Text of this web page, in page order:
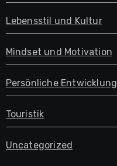
Lebensstil und Kultur
Mindset und Motivation
Persönliche Entwicklung
Touristik
Uncategorized